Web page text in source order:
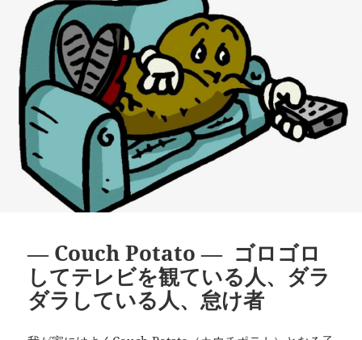
― Couch Potato ― ゴロゴロ
してテレビを観ている人、ダラ
ダラしている人、怠け者